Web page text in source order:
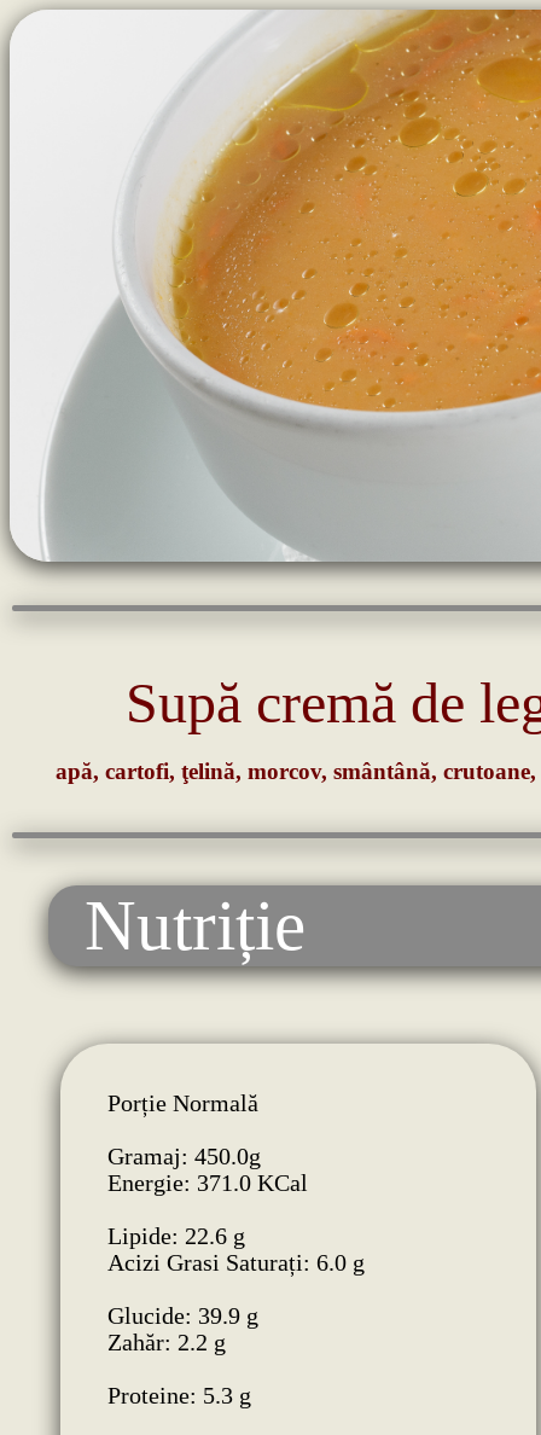
Supă cremă de
apă, cartofi, ţelină, morcov, smântână, crutoane,
Nutriție
Porție Normală
Gramaj: 450.0g
Energie: 371.0 KCal
Lipide: 22.6 g
Acizi Grasi Saturați: 6.0 g
Glucide: 39.9 g
Zahăr: 2.2 g
Proteine: 5.3 g